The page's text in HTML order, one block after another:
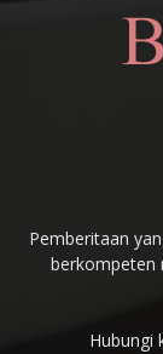
Pemberitaan
berkompeten
Hubungi